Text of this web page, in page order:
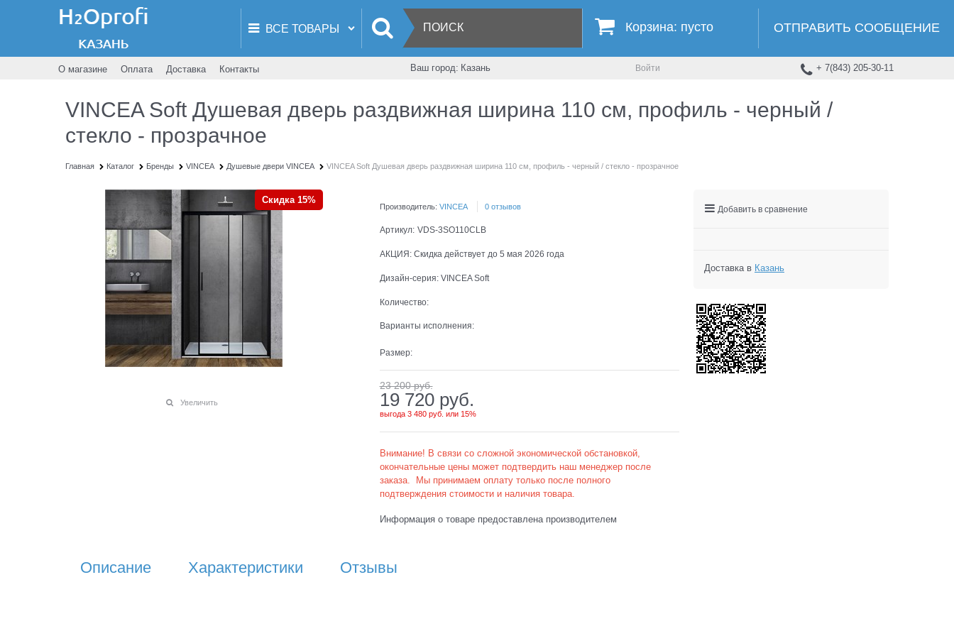
Корзина: пусто ОТПРАВИТЬ СООБЩЕНИЕ
О магазине Оплата Доставка Контакты Ваш город: Казань Войти + 7(843) 205-30-11
VINCEA Soft Душевая дверь раздвижная ширина 110 см, профиль - черный /
стекло - прозрачное
Главная Каталог Бренды VINCEA Душевые двери VINCEA VINCEA Soft Душевая дверь раздвижная ширина 110 см, профиль - черный / стекло - прозрачное
Скидка 15%
Увеличить
Производитель: VINCEA 0 отзывов
Артикул: VDS-3SO110CLB
АКЦИЯ: Скидка действует до 5 мая 2026 года
Дизайн-серия: VINCEA Soft
Количество:
Варианты исполнения:
Размер:
23 200 руб.
19 720 руб.
выгода 3 480 руб. или 15%
Внимание! В связи со сложной экономической обстановкой,
окончательные цены может подтвердить наш менеджер после
заказа. Мы принимаем оплату только после полного
подтверждения стоимости и наличия товара.
Информация о товаре предоставлена производителем
Описание Характеристики Отзывы
Добавить в сравнение
Доставка в Казань